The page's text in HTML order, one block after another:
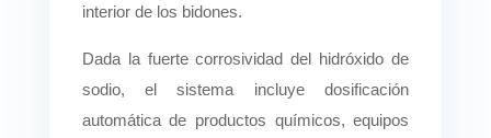
interior de los bidones.
Dada la fuerte corrosividad del hidróxido de
sodio, el sistema incluye dosificación
automática de productos químicos, equipos